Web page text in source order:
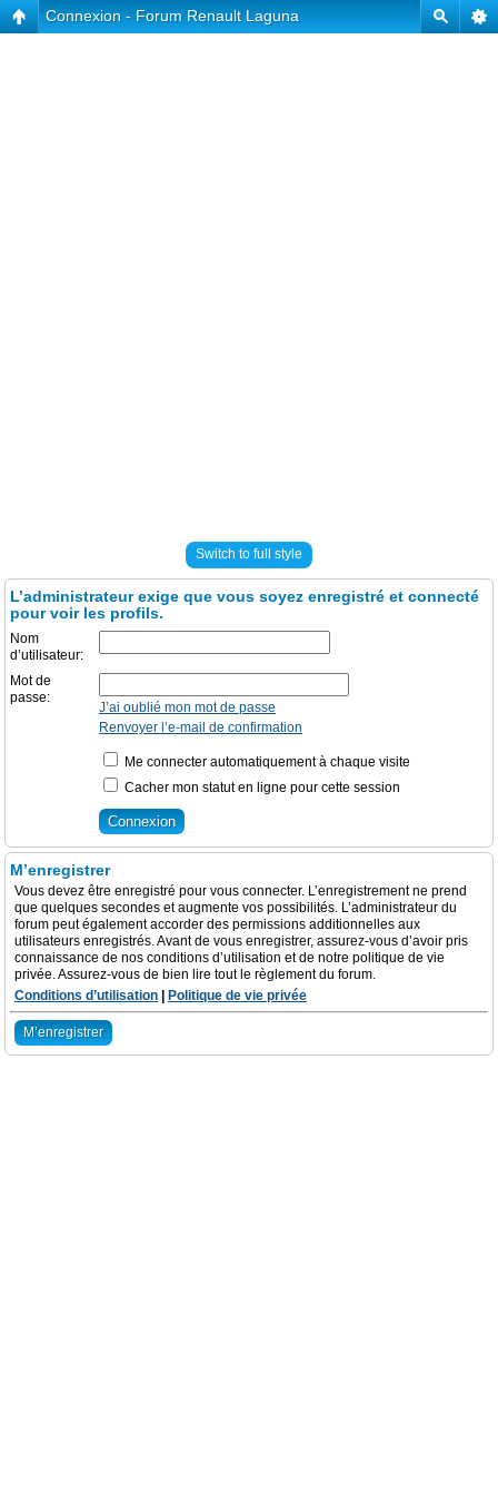
Connexion - Forum Renault Laguna
Switch to full style
L’administrateur exige que vous soyez enregistré et connecté
pour voir les profils.
Nom
d’utilisateur:
Mot de
passe:
J’ai oublié mon mot de passe
Renvoyer l’e-mail de confirmation
Me connecter automatiquement à chaque visite
Cacher mon statut en ligne pour cette session
M’enregistrer
Vous devez être enregistré pour vous connecter. L’enregistrement ne prend
que quelques secondes et augmente vos possibilités. L’administrateur du
forum peut également accorder des permissions additionnelles aux
utilisateurs enregistrés. Avant de vous enregistrer, assurez-vous d’avoir pris
connaissance de nos conditions d’utilisation et de notre politique de vie
privée. Assurez-vous de bien lire tout le règlement du forum.
Conditions d’utilisation
Politique de vie privée
M’enregistrer